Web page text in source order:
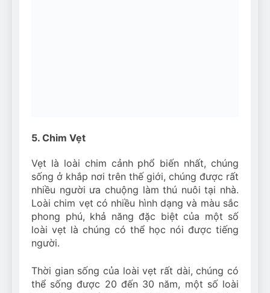
5. Chim Vẹt
Vẹt là loài chim cảnh phổ biến nhất, chúng
sống ở khắp nơi trên thế giới, chúng được rất
nhiều người ưa chuộng làm thú nuôi tại nhà.
Loài chim vẹt có nhiều hình dạng và màu sắc
phong phú, khả năng đặc biệt của một số
loài vẹt là chúng có thể học nói được tiếng
người.
Thời gian sống của loài vẹt rất dài, chúng có
thể sống được 20 đến 30 năm, một số loài